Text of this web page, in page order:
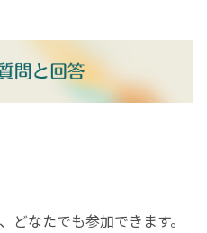
どなたでも参加できます。